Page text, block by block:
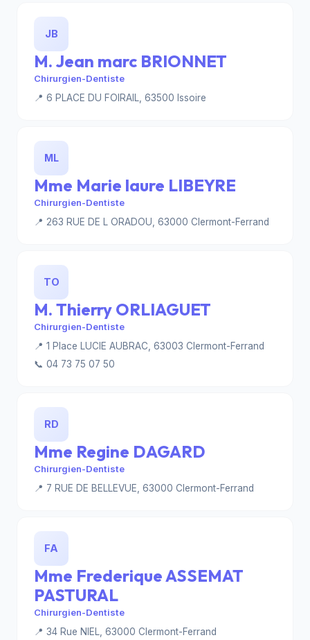
JB
M. Jean marc BRIONNET
Chirurgien-Dentiste
📍 6 PLACE DU FOIRAIL, 63500 Issoire
ML
Mme Marie laure LIBEYRE
Chirurgien-Dentiste
📍 263 RUE DE L ORADOU, 63000 Clermont-Ferrand
TO
M. Thierry ORLIAGUET
Chirurgien-Dentiste
📍 1 Place LUCIE AUBRAC, 63003 Clermont-Ferrand
📞 04 73 75 07 50
RD
Mme Regine DAGARD
Chirurgien-Dentiste
📍 7 RUE DE BELLEVUE, 63000 Clermont-Ferrand
FA
Mme Frederique ASSEMAT
PASTURAL
Chirurgien-Dentiste
📍 34 Rue NIEL, 63000 Clermont-Ferrand